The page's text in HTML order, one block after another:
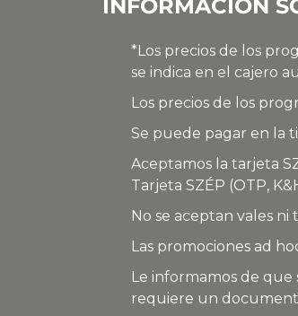
INFORMACIÓN
*Los precios de los
se indica en el cajero
Los precios de los
Se puede pagar en la
Aceptamos la tarjeta
Tarjeta SZÉP (OTP,
No se aceptan vales
Las promociones ad
Le informamos de
requiere un